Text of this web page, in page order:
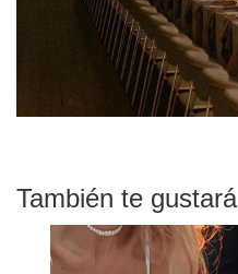
También te gustará